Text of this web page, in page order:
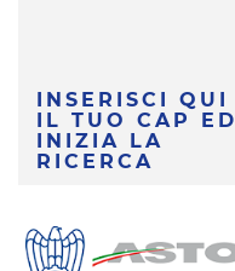
INSERISCI QUI
IL TUO CAP
ED
INIZIA LA
RICERCA